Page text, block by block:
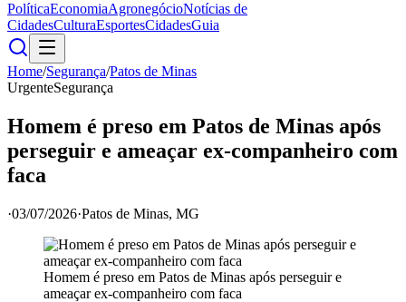
PolíticaEconomiaAgronegócioNotícias de
CidadesCulturaEsportesCidadesGuia
Home/Segurança/Patos de Minas
UrgenteSegurança
Homem é preso em Patos de Minas após
perseguir e ameaçar ex-companheiro com
faca
·03/07/2026·Patos de Minas, MG
Homem é preso em Patos de Minas após perseguir e
ameaçar ex-companheiro com faca